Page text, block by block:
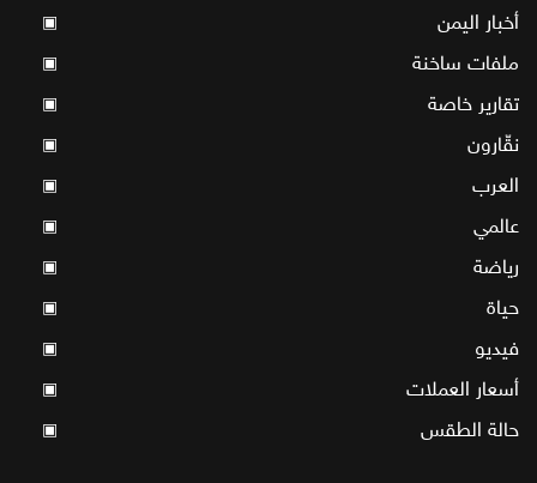
أخبار اليمن ▣
ملفات ساخنة ▣
تقارير خاصة ▣
نقّارون ▣
العرب ▣
عالمي ▣
رياضة ▣
حياة ▣
فيديو ▣
أسعار العملات ▣
حالة الطقس ▣